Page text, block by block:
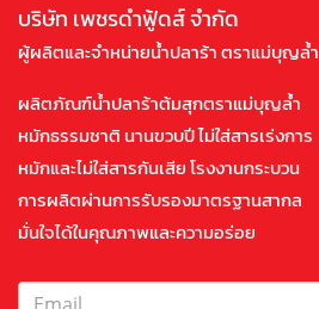
บริษัท เพชรดำฟู้ดส์ จำกัด
ผู้ผลิตและจำหน่ายน้ำปลาร้า ตราแม่บุญล้ำ
ผลิตภัณฑ์น้ำปลาร้าต้มสุกตราแม่บุญล้ำ
หมักธรรมชาติ นานขวบปี ไม่ใส่สารเร่งการ
หมักและไม่ใส่สารกันเสีย โรงงานกระบวน
การผลิตผ่านการรับรองมาตรฐานสากล
มั่นใจได้ในคุณภาพและความอร่อย